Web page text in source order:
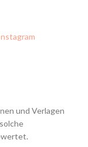
und Verlagen